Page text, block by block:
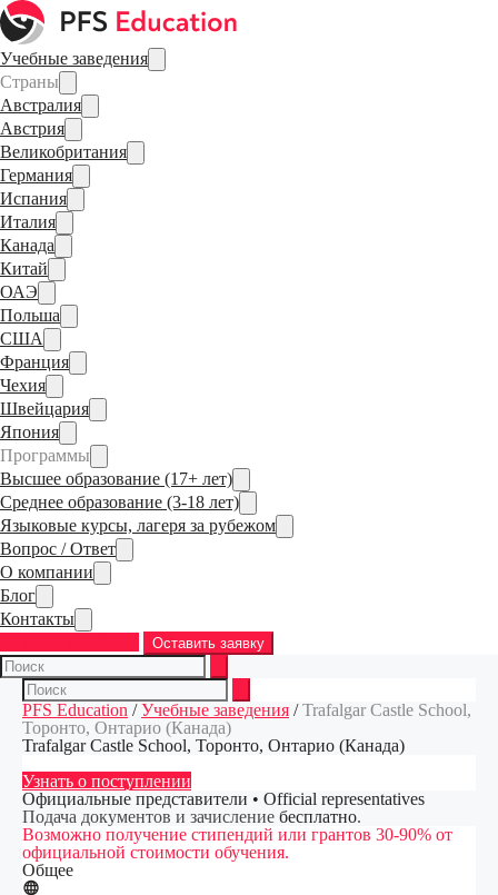
Учебные заведения
Страны
Австралия
Австрия
Великобритания
Германия
Испания
Италия
Канада
Китай
ОАЭ
Польша
США
Франция
Чехия
Швейцария
Япония
Программы
Высшее образование (17+ лет)
Среднее образование (3-18 лет)
Языковые курсы, лагеря за рубежом
Вопрос / Ответ
О компании
Блог
Контакты
Оставить заявку
PFS Education / Учебные заведения / Trafalgar Castle School,
Торонто, Онтарио (Канада)
Trafalgar Castle School, Торонто, Онтарио (Канада)
Узнать о поступлении
Официальные представители • Official representatives
Подача документов и зачисление бесплатно.
Возможно получение стипендий или грантов 30-90% от
официальной стоимости обучения.
Общее